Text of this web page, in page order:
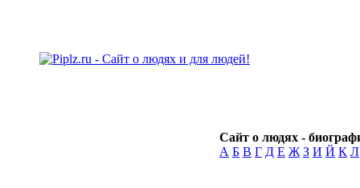
Сайт о людях -
А Б В Г Д Е Ж З И Й К Л